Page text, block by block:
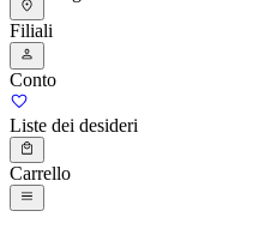
Filiali
Conto
Liste dei desideri
Carrello